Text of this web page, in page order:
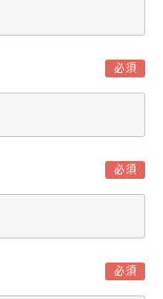
必須
必須
必須